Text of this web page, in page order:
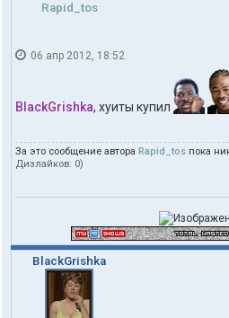
Rapid_tos
06 апр 2012, 18:52
BlackGrishka, хуиты купил
За это сообщение автора Rapid_tos пока
Дизлайков: 0)
BlackGrishka